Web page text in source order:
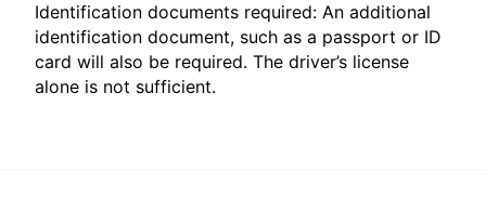
Identification documents required: An additional
identification document, such as a passport or ID
card will also be required. The driver’s license
alone is not sufficient.